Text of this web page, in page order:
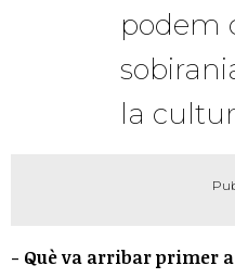
podem
la
- Què va arribar primer